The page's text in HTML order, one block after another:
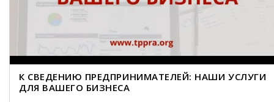
К СВЕДЕНИЮ ПРЕДПРИНИМАТЕЛЕЙ: НАШИ УСЛУГИ
ДЛЯ ВАШЕГО БИЗНЕСА